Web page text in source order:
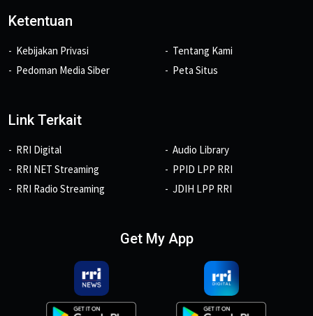
Ketentuan
Kebijakan Privasi
Pedoman Media Siber
Tentang Kami
Peta Situs
Link Terkait
RRI Digital
RRI NET Streaming
RRI Radio Streaming
Audio Library
PPID LPP RRI
JDIH LPP RRI
Get My App